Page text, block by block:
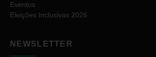
Eventos
Eleições Inclusivas 2026
NEWSLETTER